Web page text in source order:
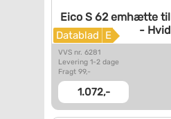
Eico S 62 emhætte til
- Hvid
Datablad E
VVS nr. 6281
Levering 1-2 dage
Fragt 99,-
1.072,-